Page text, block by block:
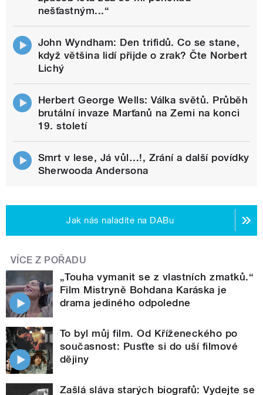
nešťastným...“
John Wyndham: Den trifidů. Co se stane,
když většina lidí přijde o zrak? Čte Norbert
Lichý
Herbert George Wells: Válka světů. Průběh
brutální invaze Marťanů na Zemi na konci
19. století
Smrt v lese, Já vůl…!, Zrání a další povídky
Sherwooda Andersona
Jak nás naladíte na DABu
VÍCE Z POŘADU
„Touha vymanit se z vlastních zmatků.“
Film Mistryně Bohdana Karáska je
drama jediného odpoledne
To byl můj film. Od Kříženeckého po
současnost: Pusťte si do uší filmové
dějiny
Zašlá sláva starých biografů: Vydejte se